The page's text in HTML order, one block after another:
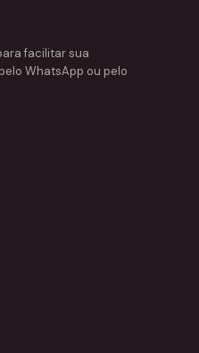
facilitar sua
WhatsApp ou pelo